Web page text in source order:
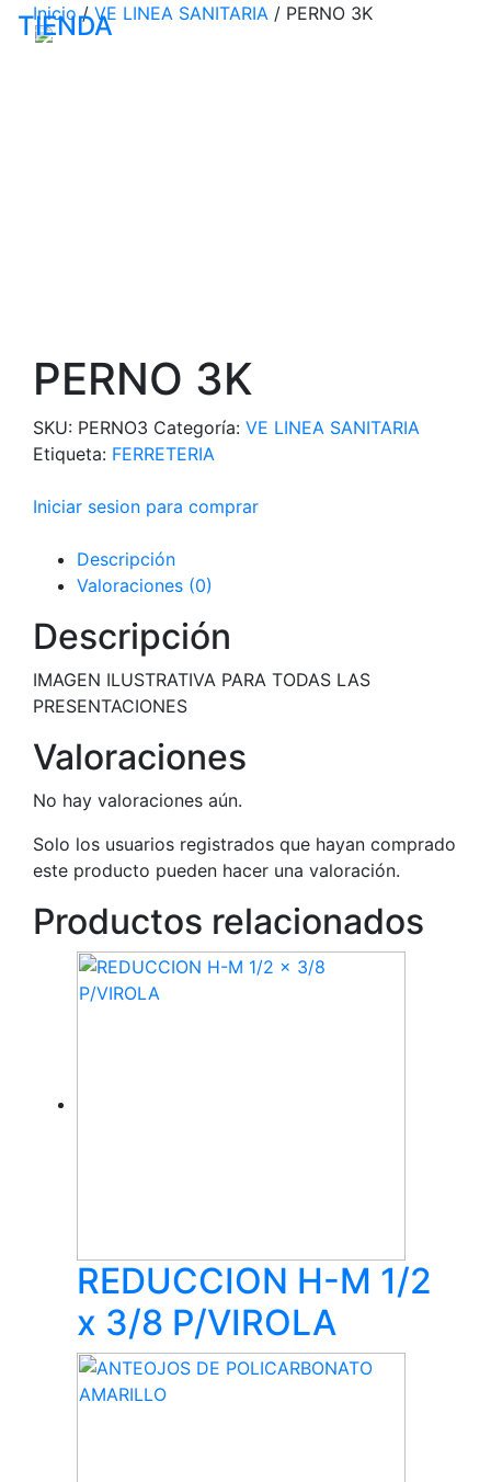
TIENDA
Inicio/VE LINEA SANITARIA / PERNO 3K
PERNO 3K
SKU: PERNO3 Categoría: VE LINEA SANITARIA
Etiqueta: FERRETERIA
Iniciar sesion para comprar
Descripción
Valoraciones (0)
Descripción
IMAGEN ILUSTRATIVA PARA TODAS LAS
PRESENTACIONES
Valoraciones
No hay valoraciones aún.
Solo los usuarios registrados que hayan comprado
este producto pueden hacer una valoración.
Productos relacionados
REDUCCION H-M 1/2
x 3/8 P/VIROLA